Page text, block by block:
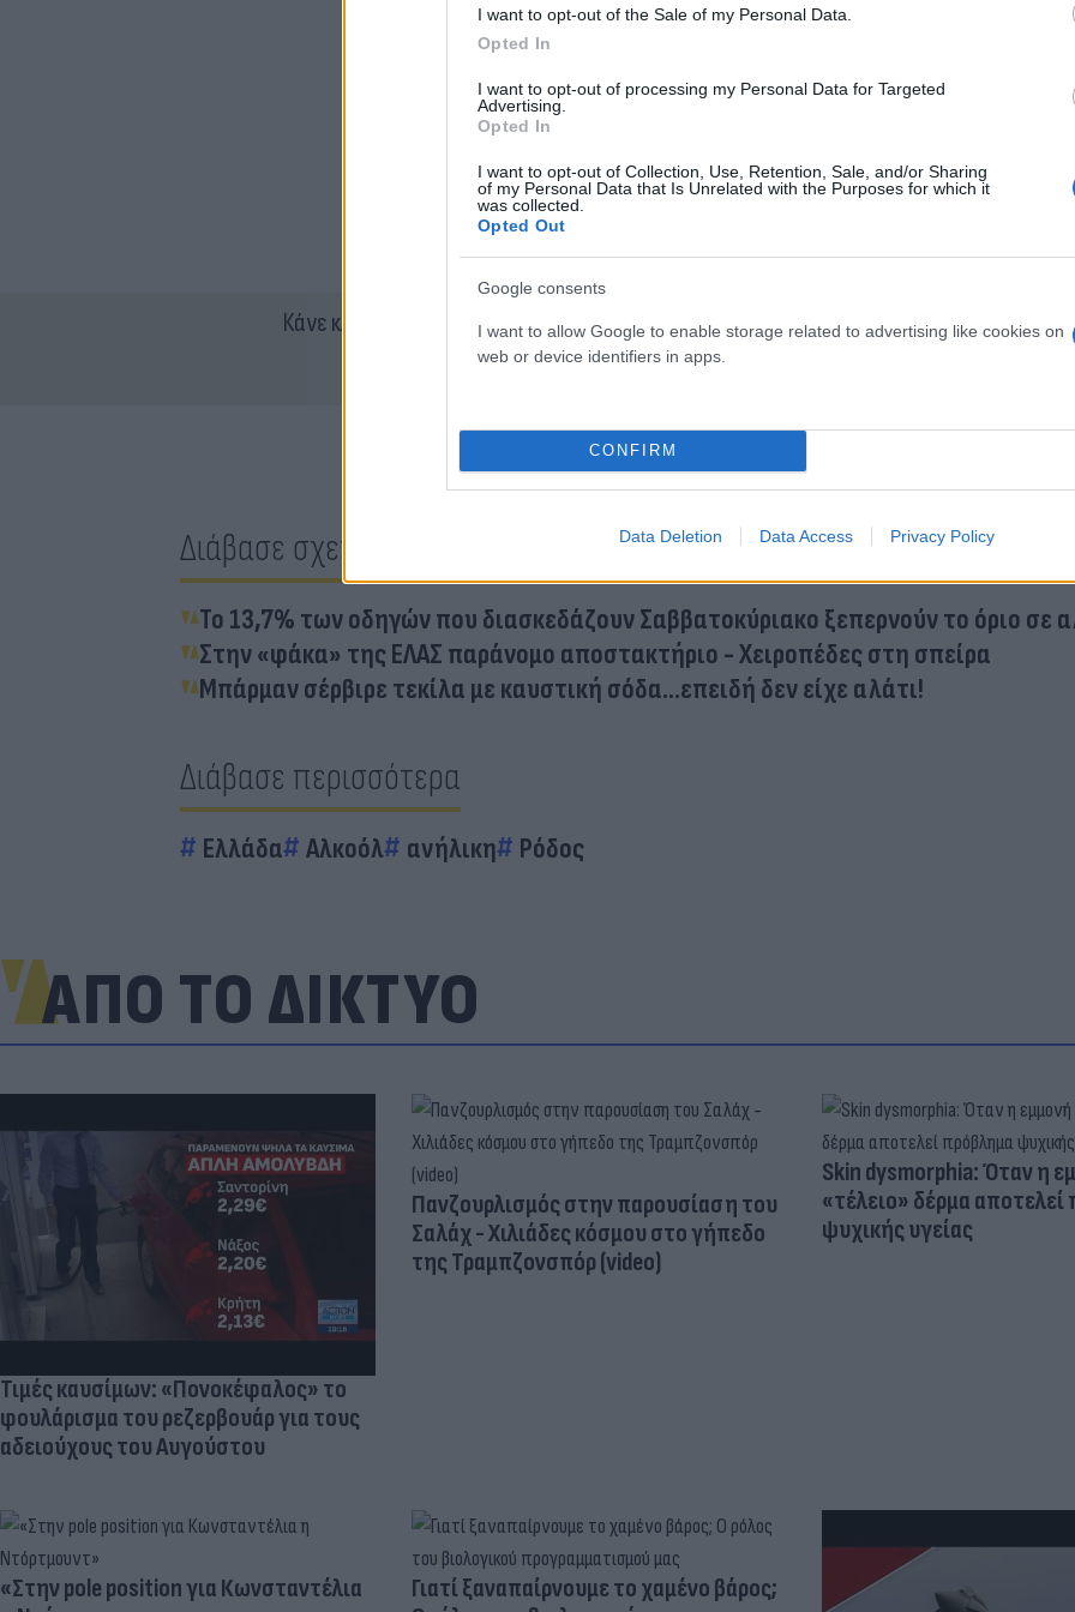
I want to opt-out of the Sale of my Personal Data.
Opted In
I want to opt-out of processing my Personal Data for Targeted
Advertising.
Opted In
I want to opt-out of Collection, Use, Retention, Sale, and/or Sharing
of my Personal Data that Is Unrelated with the Purposes for which it
was collected.
Opted Out
Google consents
I want to allow Google to enable storage related to advertising like cookies on
web or device identifiers in apps.
CONFIRM
Data Deletion Data Access Privacy Policy
Κάνε κλικ και δες περισσότεροFlash.grστην αναζήτηση τηςGoogle
Διάβασε σχετικά
Το 13,7% των οδηγών που διασκεδάζουν Σαββατοκύριακο ξεπερνούν το όριο σε
Στην «φάκα» της ΕΛΑΣ παράνομο αποστακτήριο - Χειροπέδες στη σπείρα
Μπάρμαν σέρβιρε τεκίλα με καυστική σόδα...επειδή δεν είχε αλάτι!
Διάβασε περισσότερα
Ελλάδα Αλκοόλ ανήλικη Ρόδος
ΑΠΟ ΤΟ ΔΙΚΤΥΟ
Τιμές καυσίμων: «Πονοκέφαλος» το
φουλάρισμα του ρεζερβουάρ για τους
αδειούχους του Αυγούστου
Πανζουρλισμός στην παρουσίαση του
Σαλάχ - Χιλιάδες κόσμου στο γήπεδο
της Τραμπζονσπόρ (video)
Skin dysmorphia: Όταν η
«τέλειο» δέρμα
ψυχικής υγείας
«Στην pole position για Κωνσταντέλια
Γιατί ξαναπαίρνουμε το χαμένο βάρος;